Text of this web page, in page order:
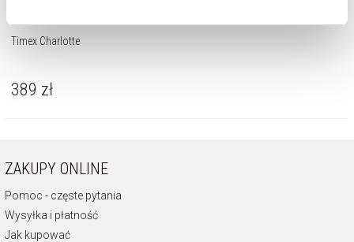
dokonać zmiany wybranych przez Ciebie plików cookie.
Timex Charlotte
389 zł
ZAKUPY ONLINE
Pomoc - częste pytania
Wysyłka i płatność
Jak kupować